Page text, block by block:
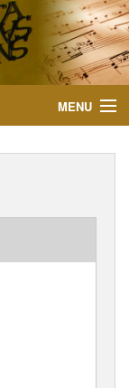
MENU